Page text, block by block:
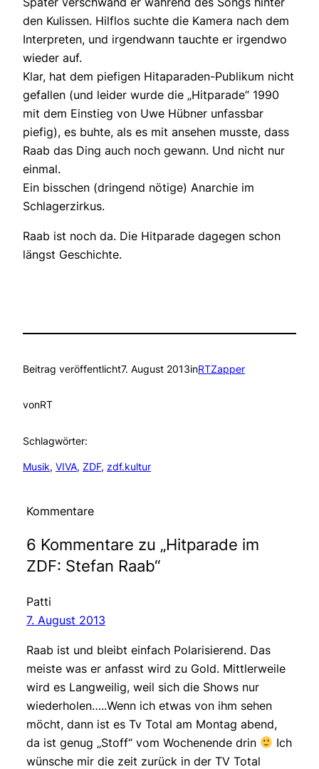
den Kulissen. Hilflos suchte die Kamera nach dem
Interpreten, und irgendwann tauchte er irgendwo
wieder auf.
Klar, hat dem piefigen Hitaparaden-Publikum nicht
gefallen (und leider wurde die „Hitparade“ 1990
mit dem Einstieg von Uwe Hübner unfassbar
piefig), es buhte, als es mit ansehen musste, dass
Raab das Ding auch noch gewann. Und nicht nur
einmal.
Ein bisschen (dringend nötige) Anarchie im
Schlagerzirkus.
Raab ist noch da. Die Hitparade dagegen schon
längst Geschichte.
Beitrag veröffentlicht7. August 2013inRTZapper
vonRT
Schlagwörter:
Musik, VIVA, ZDF, zdf.kultur
Kommentare
6 Kommentare zu „Hitparade im
ZDF: Stefan Raab“
Patti
7. August 2013
Raab ist und bleibt einfach Polarisierend. Das
meiste was er anfasst wird zu Gold. Mittlerweile
wird es Langweilig, weil sich die Shows nur
wiederholen…..Wenn ich etwas von ihm sehen
möcht, dann ist es Tv Total am Montag abend,
da ist genug „Stoff“ vom Wochenende drin
Ich
wünsche mir die zeit zurück in der TV Total